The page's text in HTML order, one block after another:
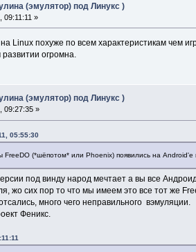
(эмулятор) под Линукс )
09:11:11 »
Linux похуже по всем характеристикам чем
огромна.
(эмулятор) под Линукс )
09:27:35 »
05:55:30
FreeDO (*шёпотом* или Phoenix) появились на
под винду народ мечтает а вы все
жо сих пор то что мы имеем это все тот же
много чего неправильного вэмуляции.
Феникс.